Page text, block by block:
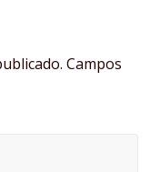
Campos